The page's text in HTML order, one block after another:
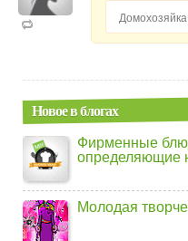
Новое в блогах
Фирменные
определяющие
Молодая